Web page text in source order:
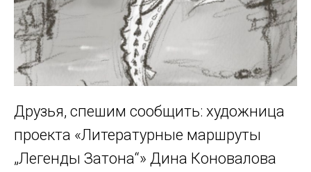
Друзья, спешим сообщить: художница
проекта «Литературные маршруты
„Легенды Затона“» Дина Коновалова